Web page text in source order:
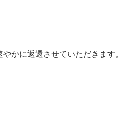
やかに返還させていただきます。